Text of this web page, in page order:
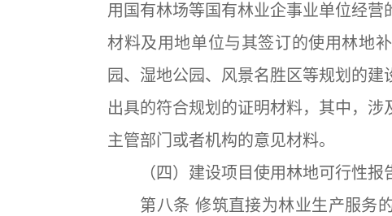
用国有林场等国有林业企事业单位经
材料及用地单位与其签订的使用林地
园、湿地公园、风景名胜区等规划的
出具的符合规划的证明材料，其中，
主管部门或者机构的意见材料。
（四）建设项目使用林地可行性报
第八条 修筑直接为林业生产服务的